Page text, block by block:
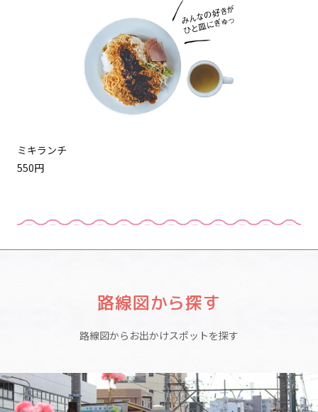
ミキランチ
550円
路線図から探す
路線図からお出かけスポットを探す